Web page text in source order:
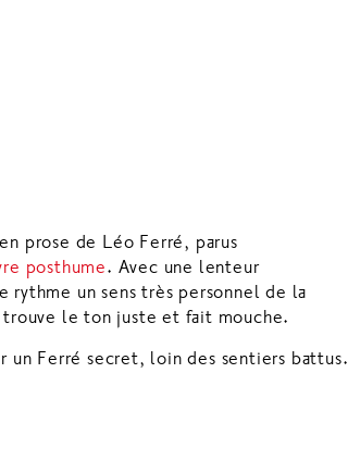
prose de Léo Ferré, parus
posthume. Avec une lenteur
un sens très personnel de la
le ton juste et fait mouche.
Ferré secret, loin des sentiers battus.